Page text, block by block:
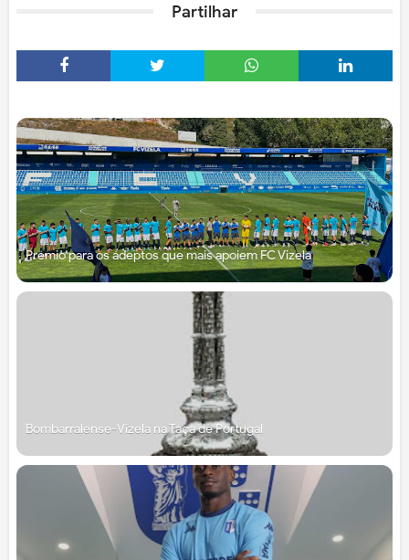
Partilhar
Prémio para os adeptos que mais apoiem FC Vizela
Bombarralense-Vizela na Taça de Portugal